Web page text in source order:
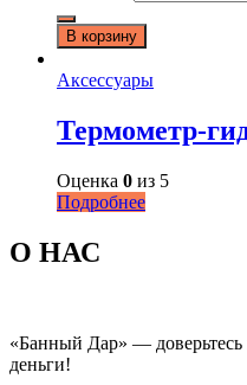
В корзину
Аксессуары
Термометр-
Оценка 0 из 5
Подробнее
О НАС
«Банный Дар» —
деньги!